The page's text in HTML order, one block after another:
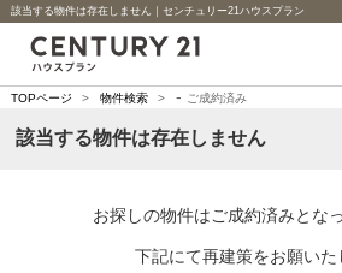
該当する物件は存在しません｜センチュリー21ハウスプラン
TOPページ > 物件検索 > - ご成約済み
該当する物件は存在しません
お探しの物件はご成約済みとな
下記にて再建策をお願いた